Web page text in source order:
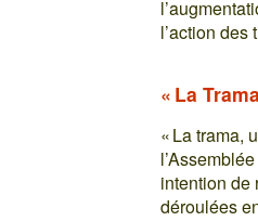
l’action
« La
« La trama,
intention de
déroulées